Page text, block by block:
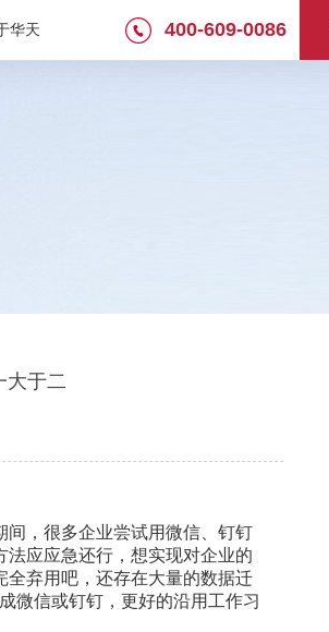
华天 400-609-0086
大于二
，很多企业尝试用微信、钉钉
应应急还行，想实现对企业的
弃用吧，还存在大量的数据迁
微信或钉钉，更好的沿用工作习